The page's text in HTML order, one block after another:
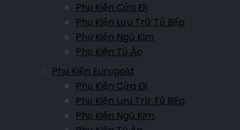
Phụ Kiện Cửa Đi
Phụ Kiện Lưu Trữ Tủ Bếp
Phụ Kiện Ngũ Kim
Phụ Kiện Tủ Áo
Phụ Kiện Eurogold
Phụ Kiện Cửa Đi
Phụ Kiện Lưu Trữ Tủ Bếp
Phụ Kiện Ngũ Kim